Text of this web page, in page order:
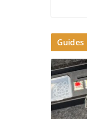
Guides